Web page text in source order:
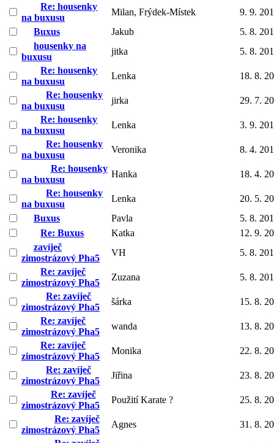
Re: housenky
na buxusu
Milan, Frýdek-Místek
9. 9.
Buxus
Jakub
5. 8.
housenky na
buxusu
jitka
5. 8.
Re: housenky
na buxusu
Lenka
18. 8.
Re: housenky
na buxusu
jirka
29. 7.
Re: housenky
na buxusu
Lenka
3. 9.
Re: housenky
na buxusu
Veronika
8. 4.
Re: housenky
na buxusu
Hanka
18. 4.
Re: housenky
na buxusu
Lenka
20. 5.
Buxus
Pavla
5. 8.
Re: Buxus
Katka
12. 9.
zavíječ
zimostrázový Pha5
VH
5. 8.
Re: zavíječ
zimostrázový Pha5
Zuzana
5. 8.
Re: zavíječ
zimostrázový Pha5
šárka
15. 8.
Re: zavíječ
zimostrázový Pha5
wanda
13. 8.
Re: zavíječ
zimostrázový Pha5
Monika
22. 8.
Re: zavíječ
zimostrázový Pha5
Jiřina
23. 8.
Re: zavíječ
zimostrázový Pha5
Použití Karate ?
25. 8.
Re: zavíječ
zimostrázový Pha5
Agnes
31. 8.